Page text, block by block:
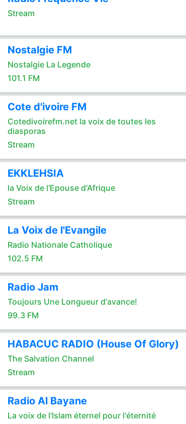
Stream
Nostalgie FM
Nostalgie La Legende
101.1 FM
Cote d'ivoire FM
Cotedivoirefm.net la voix de toutes les
diasporas
Stream
EKKLEHSIA
la Voix de l'Epouse d'Afrique
Stream
La Voix de l'Evangile
Radio Nationale Catholique
102.5 FM
Radio Jam
Toujours Une Longueur d'avance!
99.3 FM
HABACUC RADIO (House Of Glory)
The Salvation Channel
Stream
Radio Al Bayane
La voix de l'Islam éternel pour l'éternité